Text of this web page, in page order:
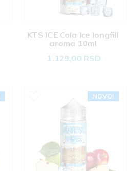
KTS ICE Cola Ice longfill
aroma 10ml
1.129,00 RSD
NOVO!